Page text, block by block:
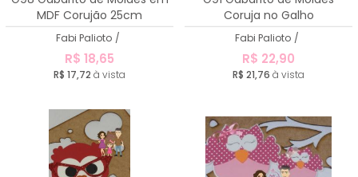
MDF Corujão 25cm
Fabi Palioto /
R$ 18,65
R$ 17,72 à vista
Coruja no Galho
Fabi Palioto /
R$ 22,90
R$ 21,76 à vista